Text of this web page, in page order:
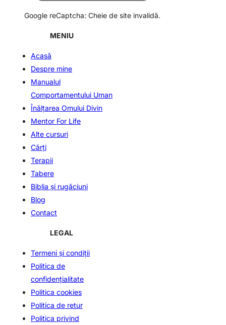
Google reCaptcha: Cheie de site invalidă.
MENIU
Acasă
Despre mine
Manualul
Comportamentului Uman
Înălţarea Omului Divin
Mentor For Life
Alte cursuri
Cărți
Terapii
Tabere
Biblia şi rugăciuni
Blog
Contact
LEGAL
Termeni și condiții
Politica de
confidenţialitate
Politica cookies
Politica de retur
Politica privind